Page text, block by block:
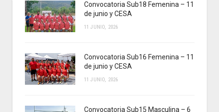
Convocatoria Sub18 Femenina – 11
de junio y CESA
11 JUNIO, 2026
Convocatoria Sub16 Femenina – 11
de junio y CESA
11 JUNIO, 2026
Convocatoria Sub15 Masculina – 6